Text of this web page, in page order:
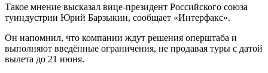
Такое мнение высказал вице-президент Российского союза
туиндустрии Юрий Барзыкин, сообщает «Интерфакс».
Он напомнил, что компании ждут решения оперштаба и
выполняют введённые ограничения, не продавая туры с датой
вылета до 21 июня.